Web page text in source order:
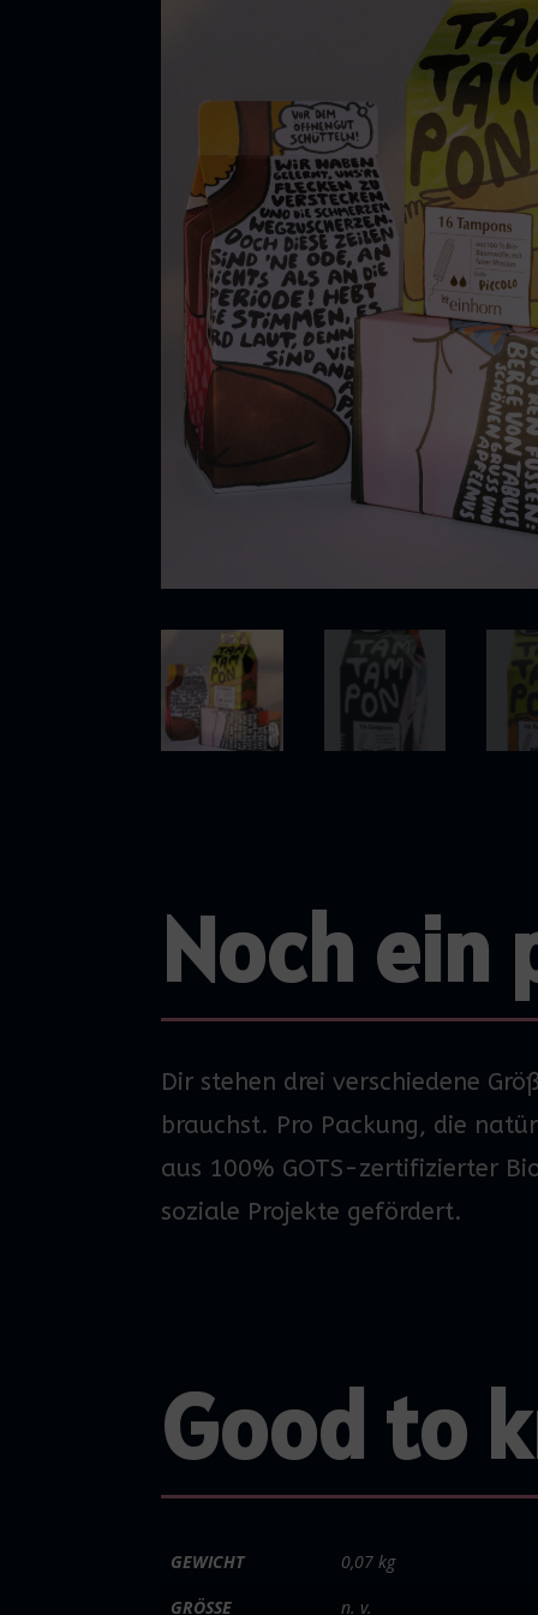
Noch ein
Dir stehen drei verschiedene
brauchst. Pro Packung, die
aus 100% GOTS-zertifizierter
soziale Projekte gefördert.
Good to
GEWICHT
0,07 kg
GRÖSSE
n. v.